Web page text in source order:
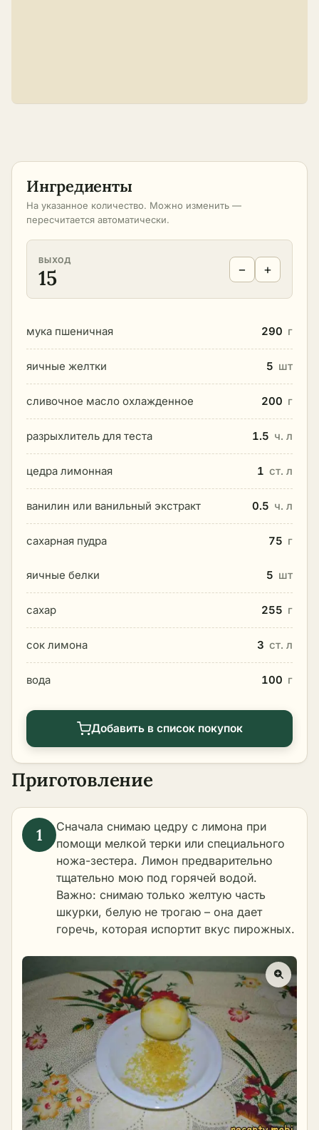
Ингредиенты
На указанное количество. Можно изменить —
пересчитается автоматически.
ВЫХОД
15 − +
мука пшеничная 290 г
яичные желтки 5 шт
сливочное масло охлажденное 200 г
разрыхлитель для теста 1.5 ч. л
цедра лимонная 1 ст. л
ванилин или ванильный экстракт 0.5 ч. л
сахарная пудра 75 г
яичные белки 5 шт
сахар 255 г
сок лимона 3 ст. л
вода 100 г
Добавить в список покупок
Приготовление
Сначала снимаю цедру с лимона при
помощи мелкой терки или специального
ножа-зестера. Лимон предварительно
тщательно мою под горячей водой.
Важно: снимаю только желтую часть
шкурки, белую не трогаю – она дает
горечь, которая испортит вкус пирожных.